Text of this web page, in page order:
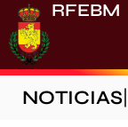
RFEBM
NOTICIAS